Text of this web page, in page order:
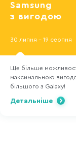
Samsung
з вигодою
30 липня - 19 серпня
Ще більше
максимальною
більшого з Galaxy!
Детальніше